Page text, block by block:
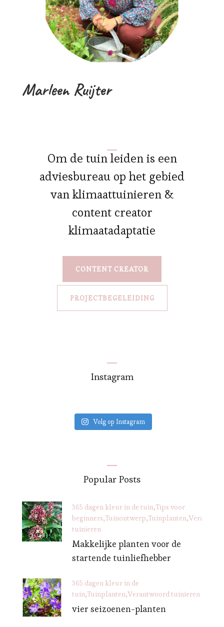
Marleen Ruijter
Om de tuin leiden is een
adviesbureau op het gebied
van klimaattuinieren &
content creator
klimaatadaptatie
CONTENT CREATOR
PROJECTBEGELEIDING
Instagram
Volg op Instagram
Popular Posts
365 dagen kleur in de tuin Tips voor
beginners Tuinontwerp Tuinplanten
tuinieren
Makkelijke planten voor de
startende tuinliefhebber
365 dagen kleur in de
tuin Tuinplanten Verantwoord tuinieren
vier seizoenen-planten